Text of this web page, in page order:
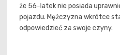
że 56-latek nie posiada
pojazdu. Mężczyzna wkrótce
odpowiedzieć za swoje czyny.